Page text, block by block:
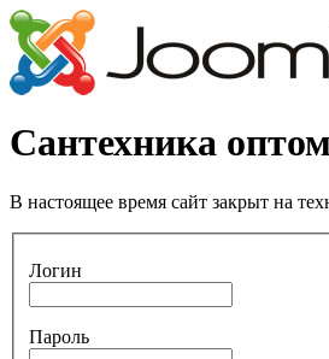
Сантехника
В настоящее время сайт закрыт на
Логин
Пароль